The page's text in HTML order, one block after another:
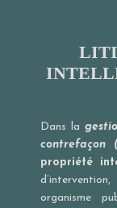
Dans la
contrefaçon
propriété
organisme